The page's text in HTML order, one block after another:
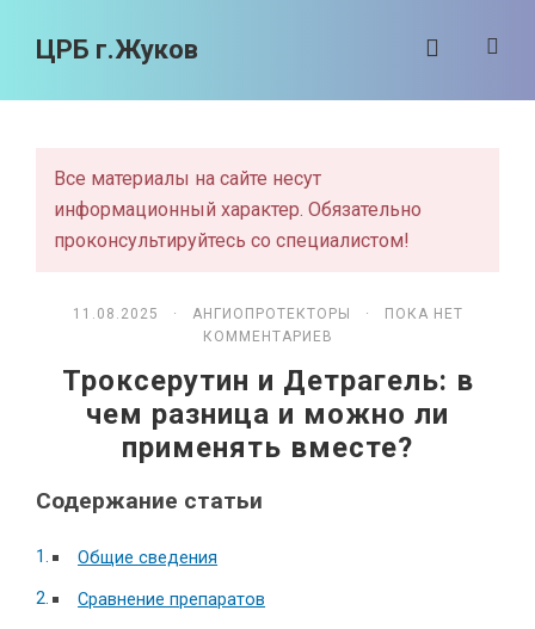
ЦРБ г.Жуков
Все материалы на сайте несут
информационный характер. Обязательно
проконсультируйтесь со специалистом!
11.08.2025 · АНГИОПРОТЕКТОРЫ
· ПОКА НЕТ
КОММЕНТАРИЕВ
Троксерутин и Детрагель: в
чем разница и можно ли
применять вместе?
Содержание статьи
Общие сведения
Сравнение препаратов